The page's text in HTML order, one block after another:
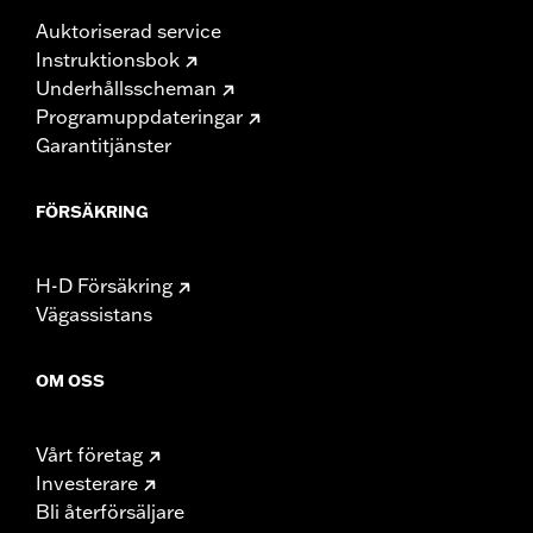
Auktoriserad service
Instruktionsbok
Underhållsscheman
Programuppdateringar
Garantitjänster
FÖRSÄKRING
H-D Försäkring
Vägassistans
OM OSS
Vårt företag
Investerare
Bli återförsäljare